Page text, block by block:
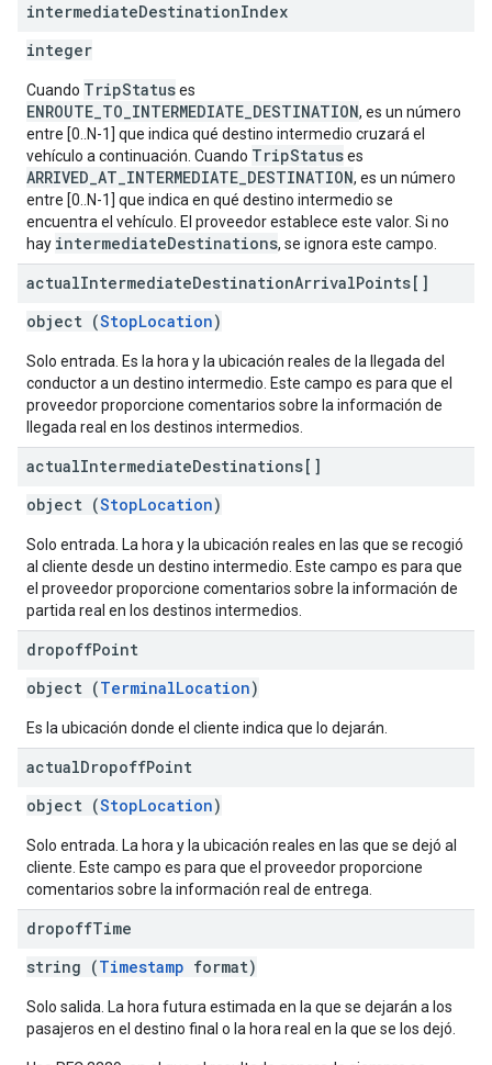
intermediateDestinationIndex
integer
Cuando TripStatuses
ENROUTE_TO_INTERMEDIATE_DESTINATION, es un número
entre [0..N-1] que indica qué destino intermedio cruzará el
vehículo a continuación. Cuando TripStatuses
ARRIVED_AT_INTERMEDIATE_DESTINATION, es un número
entre [0..N-1] que indica en qué destino intermedio se
encuentra el vehículo. El proveedor establece este valor. Si no
hay intermediateDestinations, se ignora este campo.
actualIntermediateDestinationArrivalPoints[]
object (StopLocation)
Solo entrada. Es la hora y la ubicación reales de la llegada del
conductor a un destino intermedio. Este campo es para que el
proveedor proporcione comentarios sobre la información de
llegada real en los destinos intermedios.
actualIntermediateDestinations[]
object (StopLocation)
Solo entrada. La hora y la ubicación reales en las que se recogió
al cliente desde un destino intermedio. Este campo es para que
el proveedor proporcione comentarios sobre la información de
partida real en los destinos intermedios.
dropoffPoint
object (TerminalLocation)
Es la ubicación donde el cliente indica que lo dejarán.
actualDropoffPoint
object (StopLocation)
Solo entrada. La hora y la ubicación reales en las que se dejó al
cliente. Este campo es para que el proveedor proporcione
comentarios sobre la información real de entrega.
dropoffTime
string (Timestamp format)
Solo salida. La hora futura estimada en la que se dejarán a los
pasajeros en el destino final o la hora real en la que se los dejó.